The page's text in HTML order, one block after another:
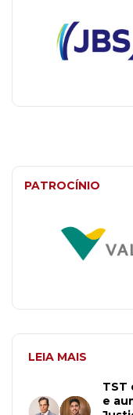
PATROCÍNIO
LEIA MAIS
TST
e